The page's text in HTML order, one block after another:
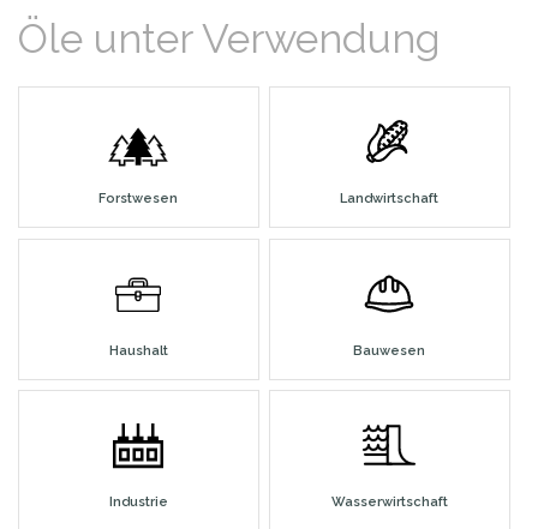
Öle unter Verwendung
Forstwesen Landwirtschaft
Haushalt Bauwesen
Industrie Wasserwirtschaft